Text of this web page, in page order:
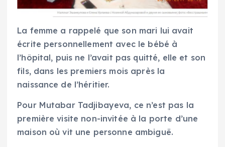
La femme a rappelé que son mari lui avait
écrite personnellement avec le bébé à
l’hôpital, puis ne l’avait pas quitté, elle et son
fils, dans les premiers mois après la
naissance de l’héritier.
Pour Mutabar Tadjibayeva, ce n’est pas la
première visite non-invitée à la porte d’une
maison où vit une personne ambiguë.